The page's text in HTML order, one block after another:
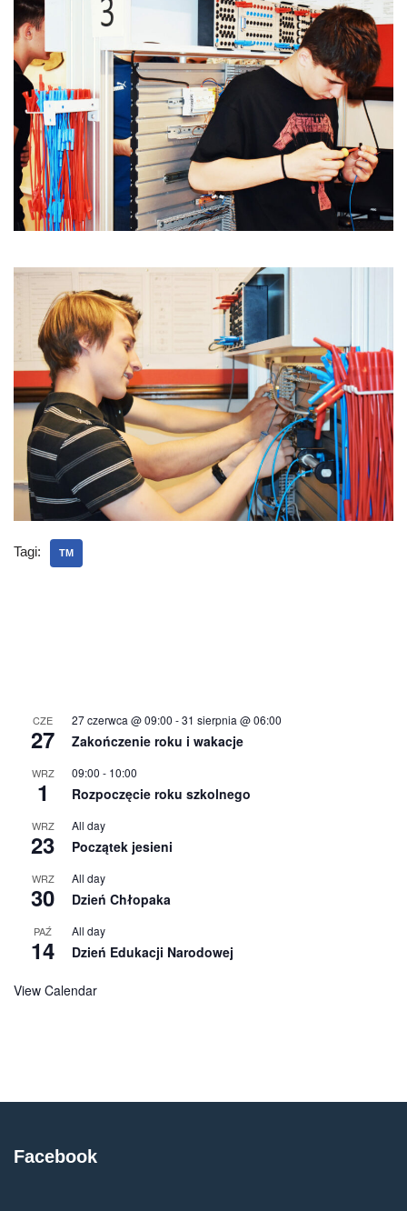
Tagi: TM
CZE
27
27 czerwca @ 09:00 -31 sierpnia @ 06:00
Zakończenie roku i wakacje
WRZ
1
09:00 - 10:00
Rozpoczęcie roku szkolnego
WRZ
23
All day
Początek jesieni
WRZ
30
All day
Dzień Chłopaka
PAŹ
14
All day
Dzień Edukacji Narodowej
View Calendar
Facebook